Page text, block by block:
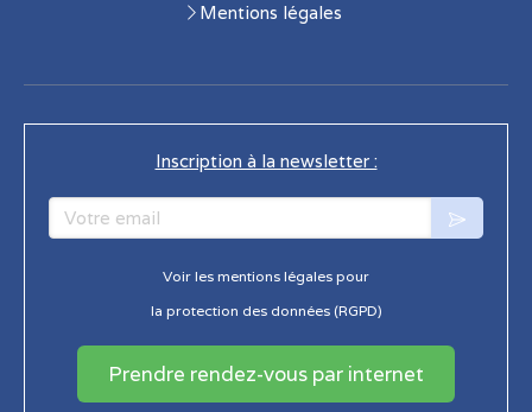
Mentions légales
Inscription à la newsletter :
Votre email
Voir les mentions légales pour
la protection des données (RGPD)
Prendre rendez-vous par internet